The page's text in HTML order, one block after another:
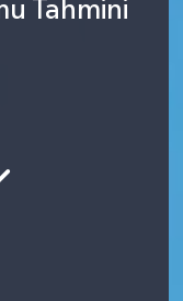
Tahmini